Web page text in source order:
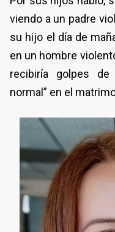
viendo a un padre
su hijo el día de
en un hombre
recibiría golpes
normal” en el